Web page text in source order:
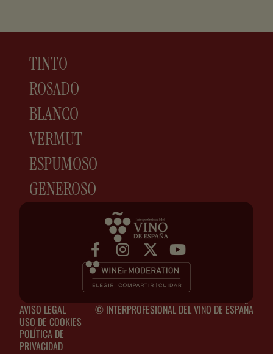
TINTO
ROSADO
BLANCO
VERMUT
ESPUMOSO
GENEROSO
© INTERPROFESIONAL DEL VINO DE ESPAÑA
AVISO LEGAL
USO DE COOKIES
POLÍTICA DE
PRIVACIDAD